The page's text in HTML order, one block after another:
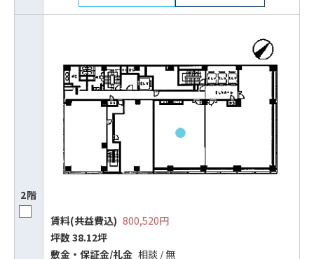
2階
賃料(共益費込) 800,520円
坪数 38.12坪
敷⾦‧保証⾦/礼⾦ 相談 / 無